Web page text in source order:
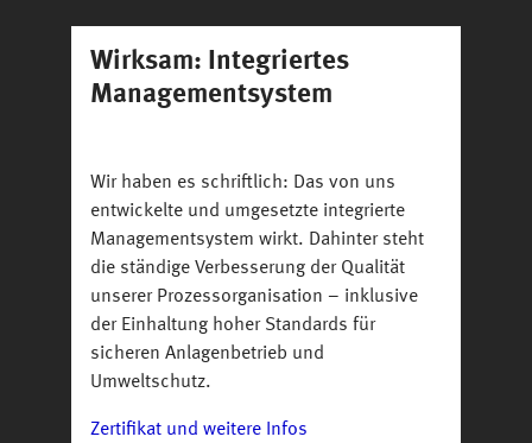
Wirksam: Integriertes
Managementsystem
Wir haben es schriftlich: Das von uns
entwickelte und umgesetzte integrierte
Managementsystem wirkt. Dahinter steht
die ständige Verbesserung der Qualität
unserer Prozessorganisation – inklusive
der Einhaltung hoher Standards für
sicheren Anlagenbetrieb und
Umweltschutz.
Zertifikat und weitere Infos